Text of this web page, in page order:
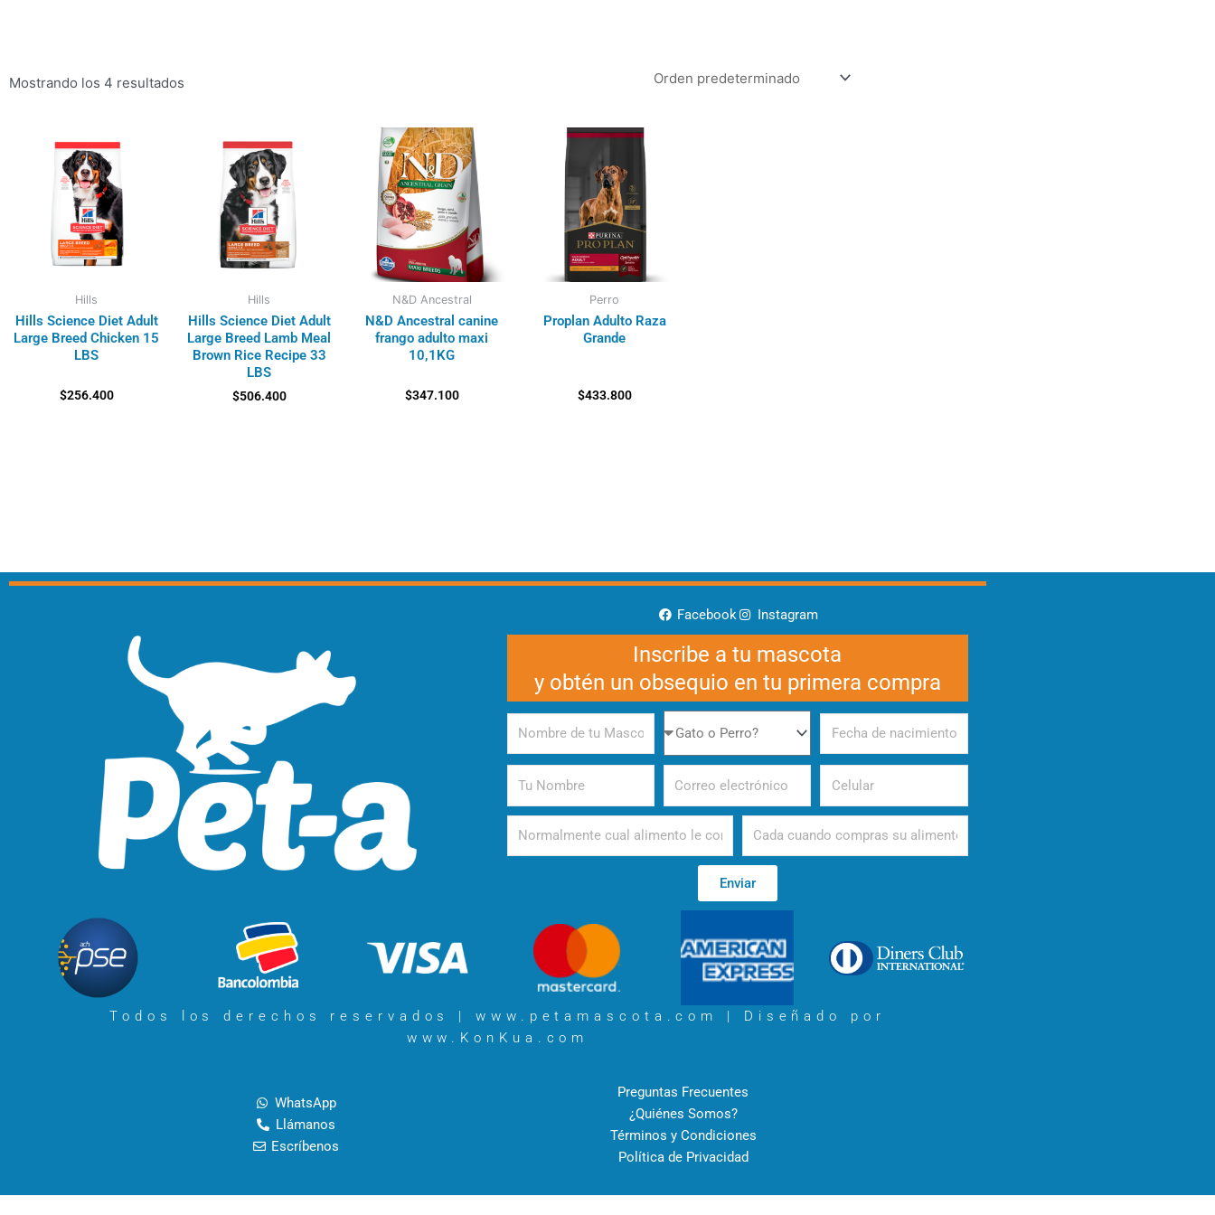
Mostrando los 4 resultados
Hills
Hills Science Diet Adult
Large Breed Chicken 15
LBS
$256.400
Hills
Hills Science Diet Adult
Large Breed Lamb Meal
Brown Rice Recipe 33
LBS
$506.400
N&D Ancestral
N&D Ancestral canine
frango adulto maxi
10,1KG
$347.100
Perro
Proplan Adulto Raza
Grande
$433.800
Facebook Instagram
Inscribe a tu mascota
y obtén un obsequio en tu primera compra
de
tu
Mascota
Perro
de
nacimiento
Alimento Periodicidad
Enviar
Todos los derechos reservados | www.petamascota.com | Diseñado por
www.KonKua.com
WhatsApp
Llámanos
Escríbenos
Preguntas Frecuentes
¿Quiénes Somos?
Términos y Condiciones
Política de Privacidad